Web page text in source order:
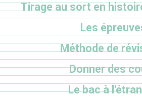
Tirage au sort en
Les
Méthode de
Donner des
Le bac à